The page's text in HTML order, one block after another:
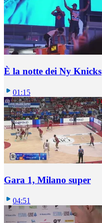
È la notte dei Ny Knicks
01:15
Gara 1, Milano super
04:51